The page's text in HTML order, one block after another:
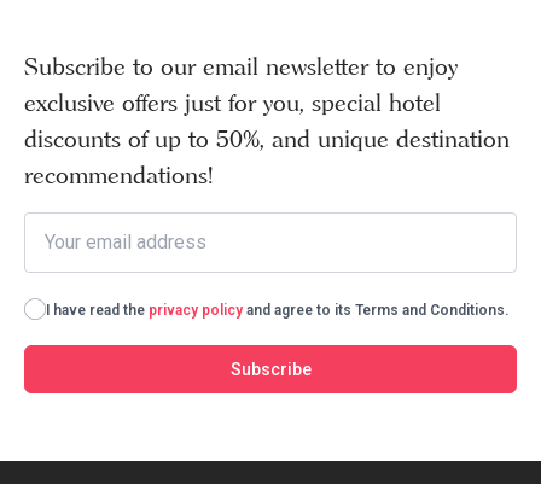
Subscribe to our email newsletter to enjoy
exclusive offers just for you, special hotel
discounts of up to 50%, and unique destination
recommendations!
I have read the privacy policy and agree to its Terms and Conditions.
Subscribe